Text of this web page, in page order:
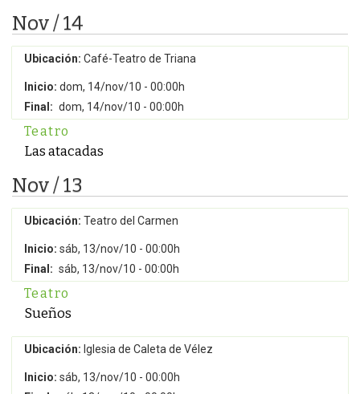
Nov / 14
Ubicación: Café-Teatro de Triana
Inicio: dom, 14/nov/10 - 00:00h
Final: dom, 14/nov/10 - 00:00h
Teatro
Las atacadas
Nov / 13
Ubicación: Teatro del Carmen
Inicio: sáb, 13/nov/10 - 00:00h
Final: sáb, 13/nov/10 - 00:00h
Teatro
Sueños
Ubicación: Iglesia de Caleta de Vélez
Inicio: sáb, 13/nov/10 - 00:00h